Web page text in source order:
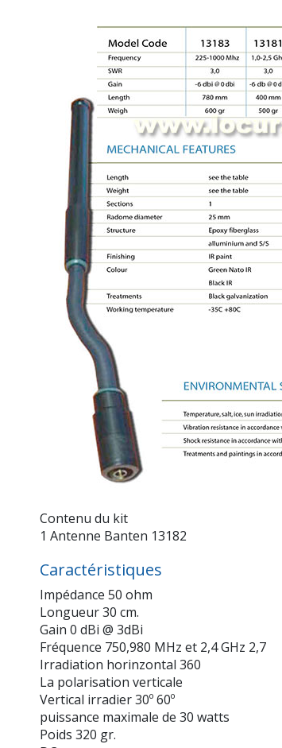
Contenu du kit
1 Antenne Banten 13182
Caractéristiques
Impédance 50 ohm
Longueur 30 cm.
Gain 0 dBi @ 3dBi
Fréquence 750,980 MHz et 2,4 GHz 2,7
Irradiation horinzontal 360
La polarisation verticale
Vertical irradier 30º 60º
puissance maximale de 30 watts
Poids 320 gr.